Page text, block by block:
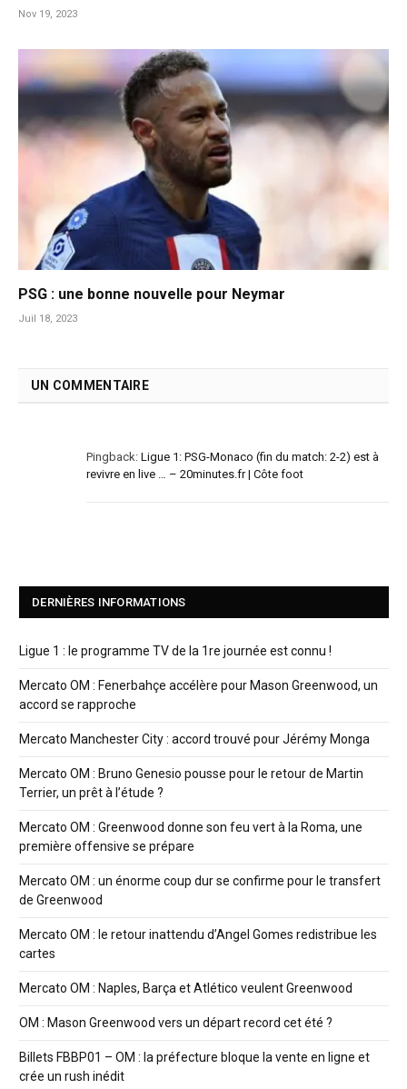
Nov 19, 2023
PSG : une bonne nouvelle pour Neymar
Juil 18, 2023
UN COMMENTAIRE
Pingback: Ligue 1: PSG-Monaco (fin du match: 2-2) est à
revivre en live … – 20minutes.fr | Côte foot
DERNIÈRES INFORMATIONS
Ligue 1 : le programme TV de la 1re journée est connu !
Mercato OM : Fenerbahçe accélère pour Mason Greenwood, un
accord se rapproche
Mercato Manchester City : accord trouvé pour Jérémy Monga
Mercato OM : Bruno Genesio pousse pour le retour de Martin
Terrier, un prêt à l’étude ?
Mercato OM : Greenwood donne son feu vert à la Roma, une
première offensive se prépare
Mercato OM : un énorme coup dur se confirme pour le transfert
de Greenwood
Mercato OM : le retour inattendu d’Angel Gomes redistribue les
cartes
Mercato OM : Naples, Barça et Atlético veulent Greenwood
OM : Mason Greenwood vers un départ record cet été ?
Billets FBBP01 – OM : la préfecture bloque la vente en ligne et
crée un rush inédit